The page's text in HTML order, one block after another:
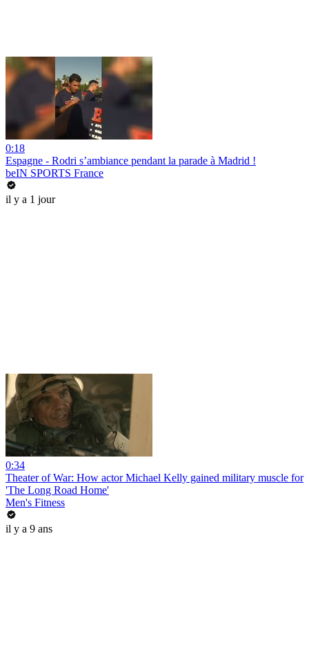
0:18
Espagne - Rodri s’ambiance pendant la parade à Madrid !
beIN SPORTS France
il y a 1 jour
0:34
Theater of War: How actor Michael Kelly gained military muscle for
'The Long Road Home'
Men's Fitness
il y a 9 ans